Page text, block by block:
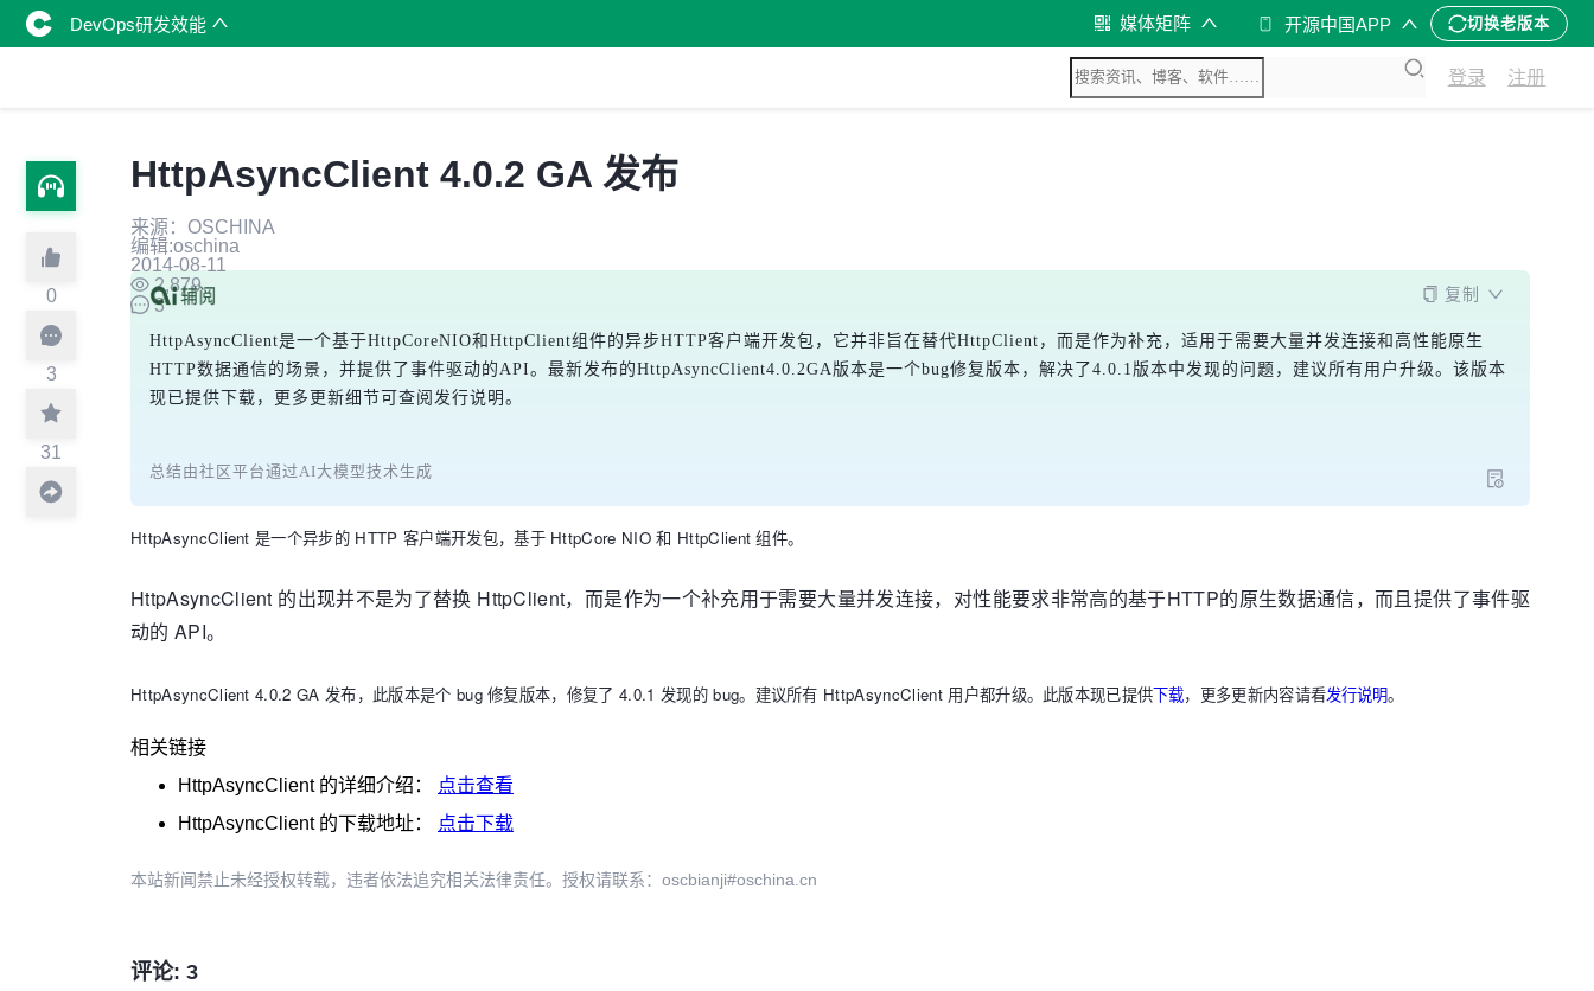
DevOps研发效能 媒体矩阵 开源中国APP 切换老版本
登录 注册
0
3
31
HttpAsyncClient 4.0.2 GA 发布
来源：OSCHINA
编辑:oschina
2014-08-11
2,879
3
复制
HttpAsyncClient是一个基于HttpCoreNIO和HttpClient组件的异步HTTP客户端开发包，它并非旨在替代HttpClient，而是作为补充，适用于需要大量并发连接和高性能原生
HTTP数据通信的场景，并提供了事件驱动的API。最新发布的HttpAsyncClient4.0.2GA版本是一个bug修复版本，解决了4.0.1版本中发现的问题，建议所有用户升级。该版本
现已提供下载，更多更新细节可查阅发行说明。
总结由社区平台通过AI大模型技术生成
HttpAsyncClient 是一个异步的 HTTP 客户端开发包，基于 HttpCore NIO 和 HttpClient 组件。
HttpAsyncClient 的出现并不是为了替换 HttpClient，而是作为一个补充用于需要大量并发连接，对性能要求非常高的基于HTTP的原生数据通信，而且提供了事件驱
动的 API。
HttpAsyncClient 4.0.2 GA 发布，此版本是个 bug 修复版本，修复了 4.0.1 发现的 bug。建议所有 HttpAsyncClient 用户都升级。此版本现已提供下载，更多更新内容请看发行说明。
相关链接
HttpAsyncClient的详细介绍：
点击查看
HttpAsyncClient的下载地址： 点击下载
本站新闻禁止未经授权转载，违者依法追究相关法律责任。授权请联系：oscbianji#oschina.cn
评论: 3